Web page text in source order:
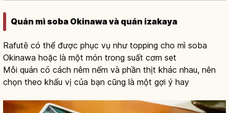
Quán mì soba Okinawa và quán izakaya
Rafutē có thể được phục vụ như topping cho mì soba
Okinawa hoặc là một món trong suất cơm set
Mỗi quán có cách nêm nếm và phần thịt khác nhau, nên
chọn theo khẩu vị của bạn cũng là một gợi ý hay